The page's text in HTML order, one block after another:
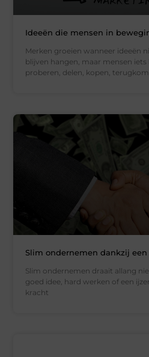
Ideeën die mensen in
Merken groeien wanneer ideeën
blijven hangen, maar mensen iets
proberen, delen, kopen,
Slim ondernemen dankzij
Slim ondernemen draait allang
goed idee, hard werken of een
kracht